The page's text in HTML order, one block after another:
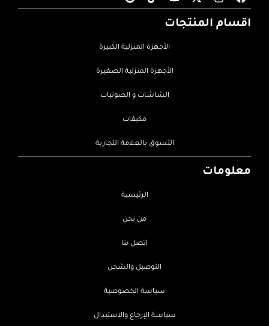
اقسام المنتجات
الأجهزة المنزلية الكبيرة
الأجهزة المنزلية الصغيرة
الشاشات و الصوتيات
مكيفات
التسوق بالعلامة التجارية
معلومات
الرئيسية
من نحن
اتصل بنا
التوصيل والشحن
سياسة الخصوصية
سياسة الإرجاع والاستبدال